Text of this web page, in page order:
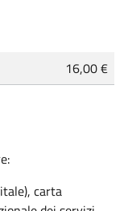
16,00 €
carta